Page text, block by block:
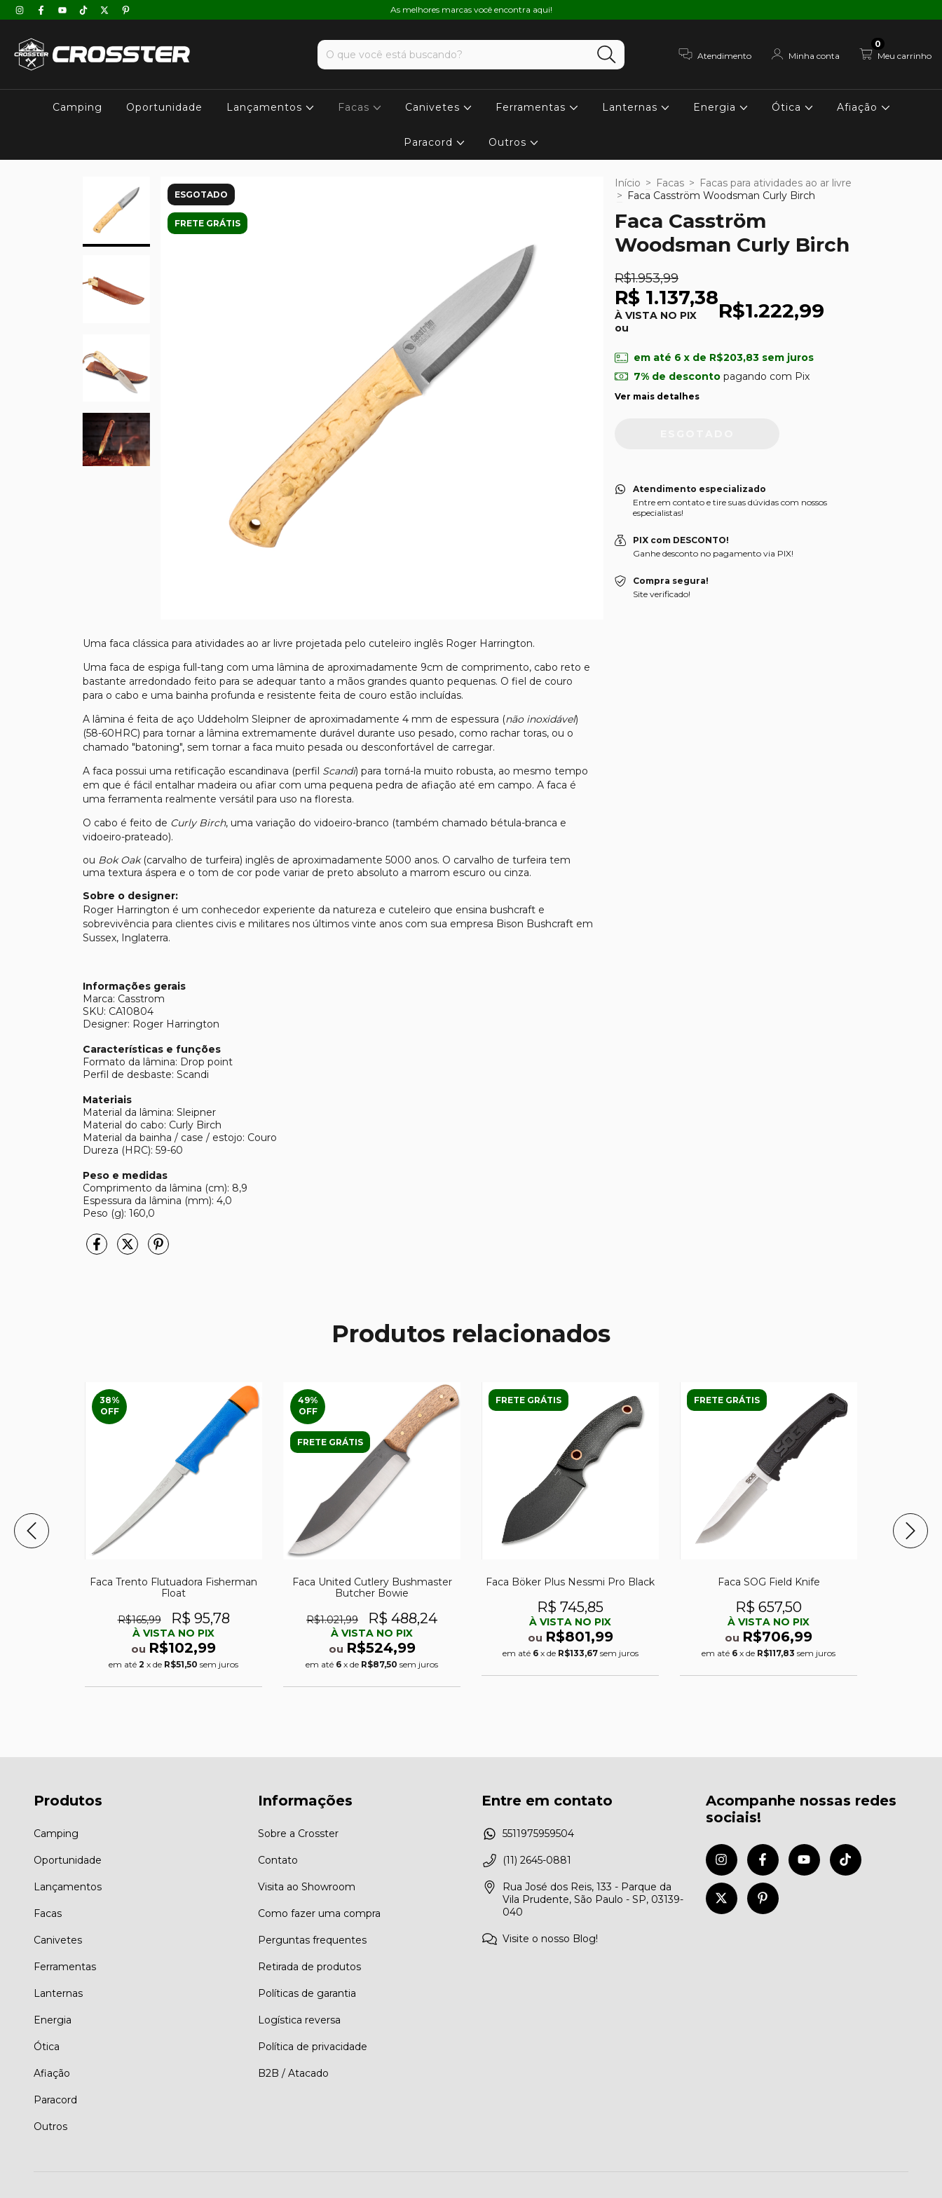
As melhores marcas você encontra aqui!
Atendimento Minha conta Meu carrinho
0
Camping Oportunidade Lançamentos Facas Canivetes Ferramentas Lanternas Energia Ótica Afiação
Paracord Outros
ESGOTADO
FRETE GRÁTIS
Uma faca clássica para atividades ao ar livre projetada pelo cuteleiro inglês Roger Harrington.
Uma faca de espiga full-tang com uma lâmina de aproximadamente 9cm de comprimento, cabo reto e
bastante arredondado feito para se adequar tanto a mãos grandes quanto pequenas. O fiel de couro
para o cabo e uma bainha profunda e resistente feita de couro estão incluídas.
A lâmina é feita de aço Uddeholm Sleipner de aproximadamente 4 mm de espessura (não inoxidável)
(58-60HRC) para tornar a lâmina extremamente durável durante uso pesado, como rachar toras, ou o
chamado "batoning", sem tornar a faca muito pesada ou desconfortável de carregar.
A faca possui uma retificação escandinava (perfil Scandi) para torná-la muito robusta, ao mesmo tempo
em que é fácil entalhar madeira ou afiar com uma pequena pedra de afiação até em campo. A faca é
uma ferramenta realmente versátil para uso na floresta.
O cabo é feito de Curly Birch, uma variação do vidoeiro-branco (também chamado bétula-branca e
vidoeiro-prateado).
ou Bok Oak(carvalho de turfeira) inglês de aproximadamente 5000 anos. O carvalho de turfeira tem
uma textura áspera e o tom de cor pode variar de preto absoluto a marrom escuro ou cinza.
Sobre o designer:
Roger Harrington é um conhecedor experiente da natureza e cuteleiro que ensina bushcraft e
sobrevivência para clientes civis e militares nos últimos vinte anos com sua empresa Bison Bushcraft em
Sussex, Inglaterra.
Informações gerais
Marca: Casstrom
SKU: CA10804
Designer: Roger Harrington
Características e funções
Formato da lâmina: Drop point
Perfil de desbaste: Scandi
Materiais
Material da lâmina: Sleipner
Material do cabo: Curly Birch
Material da bainha / case / estojo: Couro
Dureza (HRC): 59-60
Peso e medidas
Comprimento da lâmina (cm): 8,9
Espessura da lâmina (mm): 4,0
Peso (g): 160,0
Início > Facas > Facas para atividades ao ar livre
> Faca Casström Woodsman Curly Birch
Faca Casström
Woodsman Curly Birch
R$1.953,99
R$ 1.137,38
À VISTA NO PIX
ou
R$1.222,99
em até 6 x de R$203,83 sem juros
7% de descontopagando com Pix
Ver mais detalhes
Atendimento especializado
Entre em contato e tire suas dúvidas com nossos
especialistas!
PIX com DESCONTO!
Ganhe desconto no pagamento via PIX!
Compra segura!
Site verificado!
Produtos relacionados
38%
OFF
Faca Trento Flutuadora Fisherman
Float
R$165,99 R$ 95,78
À VISTA NO PIX
ou R$102,99
em até 2 x de R$51,50 sem juros
49%
OFF
FRETE GRÁTIS
Faca United Cutlery Bushmaster
Butcher Bowie
R$1.021,99 R$ 488,24
À VISTA NO PIX
ou R$524,99
em até 6 x de R$87,50 sem juros
FRETE GRÁTIS
Faca Böker Plus Nessmi Pro Black
R$ 745,85
À VISTA NO PIX
ou R$801,99
em até 6 x de R$133,67 sem juros
FRETE GRÁTIS
Faca SOG Field Knife
R$ 657,50
À VISTA NO PIX
ou R$706,99
em até 6 x de R$117,83 sem juros
Produtos
Camping
Oportunidade
Lançamentos
Facas
Canivetes
Ferramentas
Lanternas
Energia
Ótica
Afiação
Paracord
Outros
Informações
Sobre a Crosster
Contato
Visita ao Showroom
Como fazer uma compra
Perguntas frequentes
Retirada de produtos
Políticas de garantia
Logística reversa
Política de privacidade
B2B / Atacado
Entre em contato
5511975959504
(11) 2645-0881
Rua José dos Reis, 133 - Parque da
Vila Prudente, São Paulo - SP, 03139-
040
Visite o nosso Blog!
Acompanhe nossas redes
sociais!